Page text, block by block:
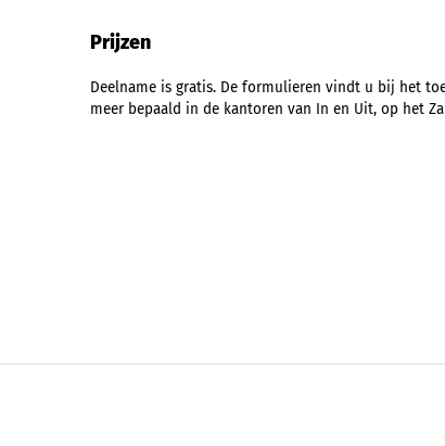
Prijzen
Deelname is gratis. De formulieren vindt u bij het
meer bepaald in de kantoren van In en Uit, op het